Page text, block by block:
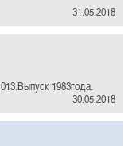
31.05.2018
1983года.
30.05.2018